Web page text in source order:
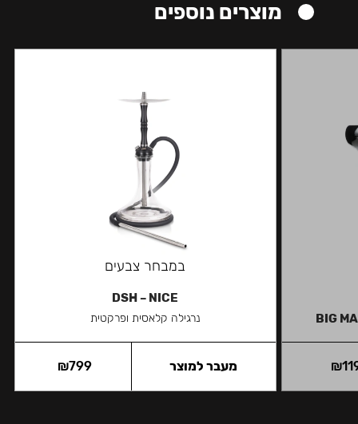
מוצרים נוספים
BIG
₪
במבחר צבעים
DSH – NICE
נרגילה קלאסית ופרקטית
₪799 מעבר למוצר